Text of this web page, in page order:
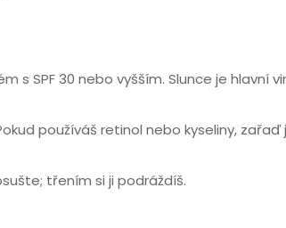
SPF 30 nebo vyšším. Slunce je hlavní
používáš retinol nebo kyseliny,
třením si ji podráždíš.